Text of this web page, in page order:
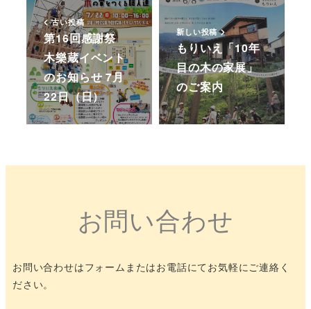
古い投稿
第16回感謝祭
木樂蔵イベント
のお知らせ 7月
22日（日）
新しい投稿
もりいえ「10年
目の木の家展」
のご案内
お問い合わせ
お問い合わせはフォームまたはお電話にてお気軽にご連絡く
ださい。